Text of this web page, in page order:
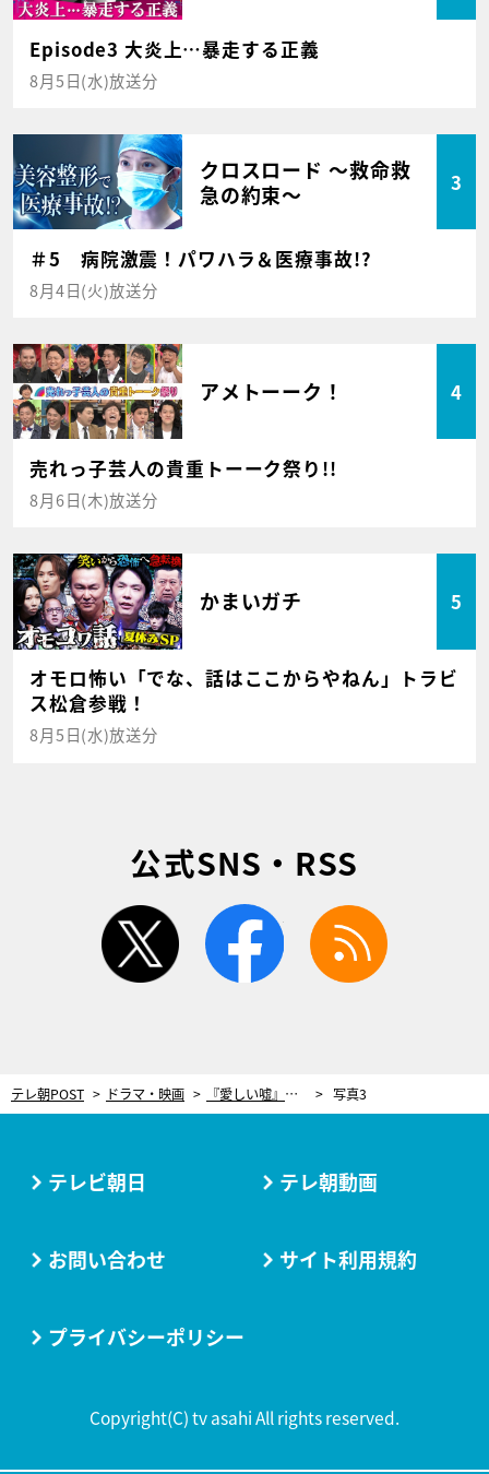
Episode3 大炎上…暴走する正義
8月5日(水)放送分
クロスロード ～救命救
急の約束～
3
＃5 病院激震！パワハラ＆医療事故!?
8月4日(火)放送分
アメトーーク！ 4
売れっ子芸人の貴重トーーク祭り!!
8月6日(木)放送分
かまいガチ 5
オモロ怖い「でな、話はここからやねん」トラビ
ス松倉参戦！
8月5日(水)放送分
公式SNS・RSS
twitter facebook
テレ朝POST ドラマ・映画 『愛しい嘘』ついに真相が明らかに。悲しすぎる“あの男”へ送る愛の手紙【7話ネタバレ有り】 写真3
テレビ朝日 テレ朝動画
お問い合わせ サイト利用規約
プライバシーポリシー
Copyright(C) tv asahi All rights reserved.